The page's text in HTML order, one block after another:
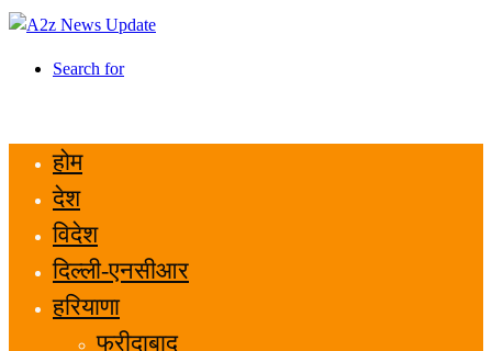
Search for
होम
देश
विदेश
दिल्ली-एनसीआर
हरियाणा
फरीदाबाद